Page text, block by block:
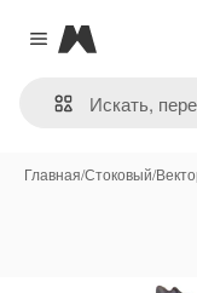
Close menu
Magnific
Главная/Стоковый/